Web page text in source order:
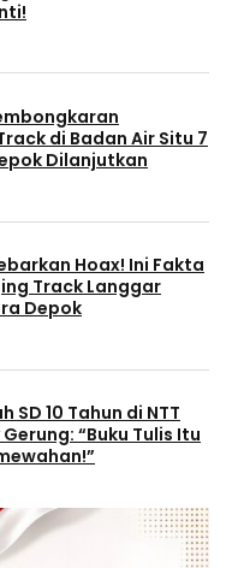
di Badan Air Situ 7
Dilanjutkan
Hoax! Ini Fakta
Track Langgar
Depok
SD 10 Tahun di NTT
“Buku Tulis Itu